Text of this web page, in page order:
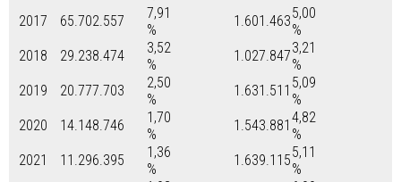
2017
65.702.557
7,91
%
1.601.4635,00
%
2018
29.238.474
3,52
%
1.027.8473,21
%
2019
20.777.703
2,50
%
1.631.511 5,09
%
2020
14.148.746
1,70
%
1.543.881 4,82
%
2021
11.296.395
1,36
%
1.639.1155,11
%